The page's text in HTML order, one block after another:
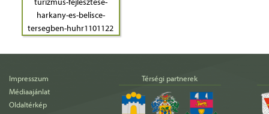
Impresszum
Médiaajánlat
Oldaltérkép
Térségi partnerek